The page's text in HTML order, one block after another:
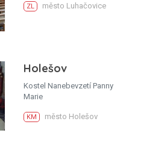
ZL město Luhačovice
Holešov
Kostel Nanebevzetí Panny
Marie
KM město Holešov